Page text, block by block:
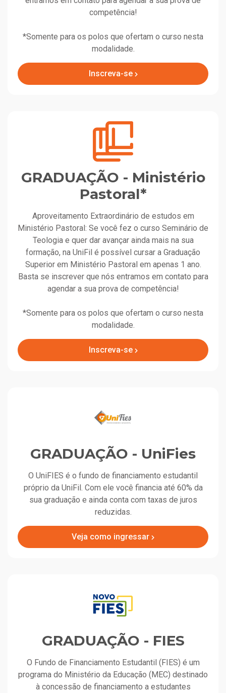
competência!
*Somente para os polos que ofertam o curso nesta
modalidade.
Inscreva-se
GRADUAÇÃO - Ministério
Pastoral*
Aproveitamento Extraordinário de estudos em
Ministério Pastoral: Se você fez o curso Seminário de
Teologia e quer dar avançar ainda mais na sua
formação, na UniFil é possível cursar a Graduação
Superior em Ministério Pastoral em apenas 1 ano.
Basta se inscrever que nós entramos em contato para
agendar a sua prova de competência!
*Somente para os polos que ofertam o curso nesta
modalidade.
Inscreva-se
GRADUAÇÃO - UniFies
O UniFIES é o fundo de financiamento estudantil
próprio da UniFil. Com ele você financia até 60% da
sua graduação e ainda conta com taxas de juros
reduzidas.
Veja como ingressar
GRADUAÇÃO - FIES
O Fundo de Financiamento Estudantil (FIES) é um
programa do Ministério da Educação (MEC) destinado
à concessão de financiamento a estudantes